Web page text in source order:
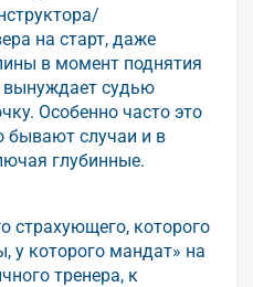
на старт, даже
в момент поднятия
вынуждает судью
Особенно часто это
бывают случаи и в
глубинные.
страхующего, которого
у которого мандат» на
тренера, к